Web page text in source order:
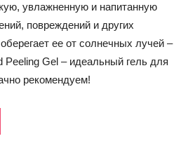
увлажненную и напитанную
повреждений и других
ее от солнечных лучей –
Gel – идеальный гель для
рекомендуем!